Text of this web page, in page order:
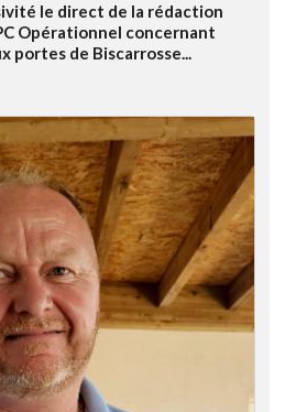
le direct de la rédaction
Opérationnel concernant
de Biscarrosse...